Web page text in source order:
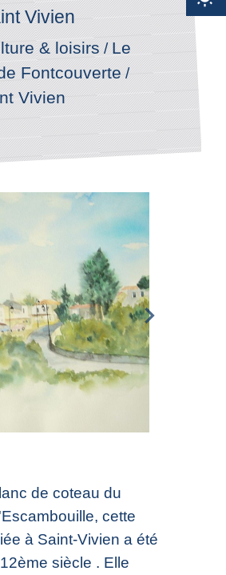
Vivien
& loisirs/Le
Fontcouverte /
Vivien
de coteau du
cette
à Saint-Vivien a été
siècle . Elle